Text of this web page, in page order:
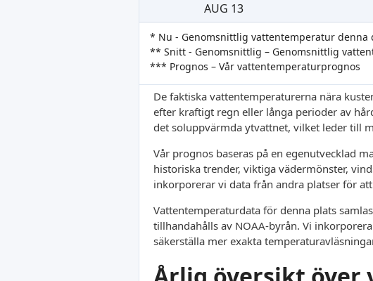
AUG 13
* Nu - Genomsnittlig vattentemperatur denna
** Snitt - Genomsnittlig – Genomsnittlig
*** Prognos – Vår vattentemperaturprognos
De faktiska vattentemperaturerna nära
efter kraftigt regn eller långa perioder av
det soluppvärmda ytvattnet, vilket leder till
Vår prognos baseras på en egenutvecklad
historiska trender, viktiga vädermönster,
inkorporerar vi data från andra platser för
Vattentemperaturdata för denna plats
tillhandahålls av NOAA-byrån. Vi
säkerställa mer exakta